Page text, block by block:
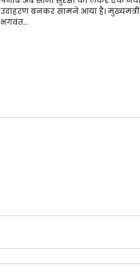
उदाहरण बनकर सामने आया है। मुख्यमंत्री
भगवंत…